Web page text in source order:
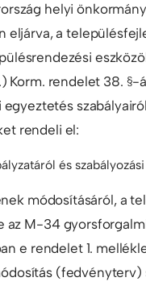
helyi
a
Korm. rendelet 38.
rendeli el:
és
módosításáról, a
az M-34
e rendelet 1.